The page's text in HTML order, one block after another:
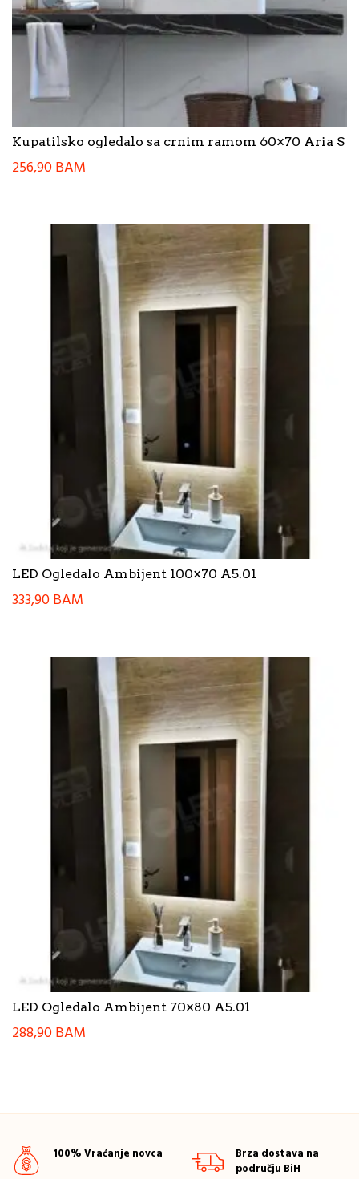
Kupatilsko ogledalo sa crnim ramom 60×70 Aria S
256,90BAM
LED Ogledalo Ambijent 100×70 A5.01
333,90BAM
LED Ogledalo Ambijent 70×80 A5.01
288,90BAM
100% Vraćanje novca
Brza dostava na
području BiH